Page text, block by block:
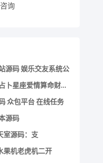
询
源码 娱乐交友系统公
星座爱情算命财运未
众包平台 在线任务
源码
室源码：支
果机老虎机二开